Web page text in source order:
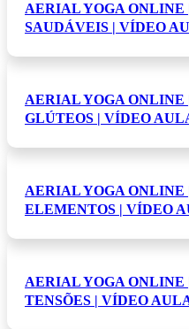
AERIAL YOGA ONLINE
SAUDÁVEIS | VÍDEO
AERIAL YOGA ONLINE
GLÚTEOS | VÍDEO
AERIAL YOGA ONLINE
ELEMENTOS | VÍDEO
AERIAL YOGA
TENSÕES | VÍDEO